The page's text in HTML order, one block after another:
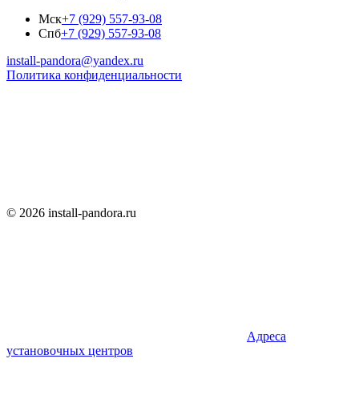
Мск+7 (929) 557-93-08
Спб+7 (929) 557-93-08
install-pandora@yandex.ru
Политика конфиденциальности
© 2026 install-pandora.ru
Адреса
установочных центров